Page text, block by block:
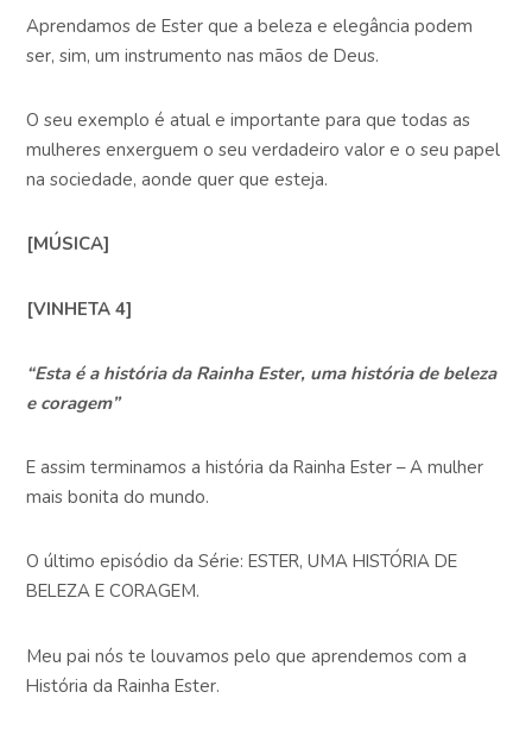
Aprendamos de Ester que a beleza e elegância podem
ser, sim, um instrumento nas mãos de Deus.
O seu exemplo é atual e importante para que todas as
mulheres enxerguem o seu verdadeiro valor e o seu papel
na sociedade, aonde quer que esteja.
[MÚSICA]
[VINHETA 4]
“Esta é a história da Rainha Ester, uma história de beleza
e coragem”
E assim terminamos a história da Rainha Ester – A mulher
mais bonita do mundo.
O último episódio da Série: ESTER, UMA HISTÓRIA DE
BELEZA E CORAGEM.
Meu pai nós te louvamos pelo que aprendemos com a
História da Rainha Ester.